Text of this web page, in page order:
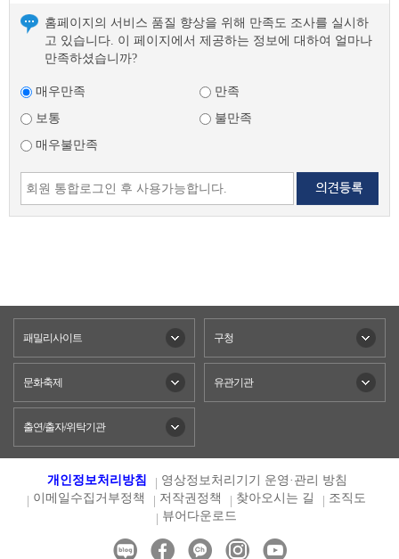
홈페이지의 서비스 품질 향상을 위해 만족도 조사를 실시하
고 있습니다. 이 페이지에서 제공하는 정보에 대하여 얼마나
만족하셨습니까?
매우만족
만족
보통
불만족
매우불만족
패밀리사이트 구청
문화축제 유관기관
출연/출자/위탁기관
개인정보처리방침
영상정보처리기기 운영·관리 방침
이메일수집거부정책
저작권정책 찾아오시는 길
조직도
뷰어다운로드